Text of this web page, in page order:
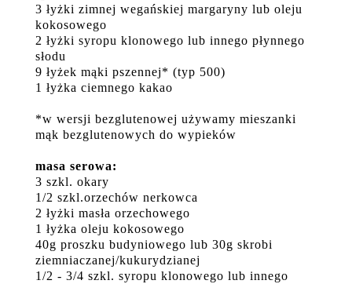
3 łyżki zimnej wegańskiej margaryny lub oleju
kokosowego
2 łyżki syropu klonowego lub innego płynnego
słodu
9 łyżek mąki pszennej* (typ 500)
1 łyżka ciemnego kakao
*w wersji bezglutenowej używamy mieszanki
mąk bezglutenowych do wypieków
masa serowa:
3 szkl. okary
1/2 szkl.orzechów nerkowca
2 łyżki masła orzechowego
1 łyżka oleju kokosowego
40g proszku budyniowego lub 30g skrobi
ziemniaczanej/kukurydzianej
1/2 - 3/4 szkl. syropu klonowego lub innego